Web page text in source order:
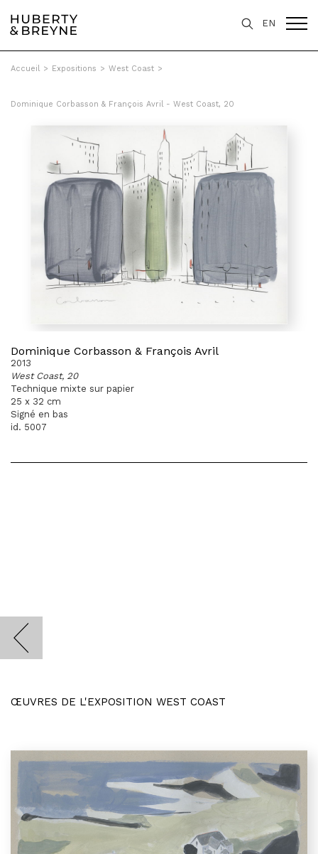
EN
Accueil > Expositions > West Coast >
Dominique Corbasson & François Avril - West Coast, 20
Dominique Corbasson & François Avril
2013
West Coast, 20
Technique mixte sur papier
25 x 32 cm
Signé en bas
id. 5007
ŒUVRES DE L'EXPOSITION WEST COAST